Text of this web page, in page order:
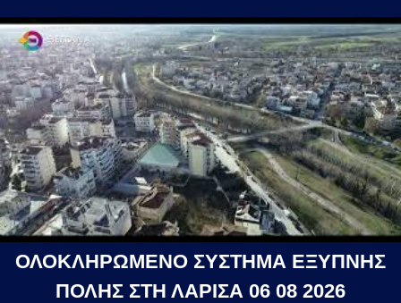
ΟΛΟΚΛΗΡΩΜΕΝΟ ΣΥΣΤΗΜΑ ΕΞΥΠΝΗΣ
ΠΟΛΗΣ ΣΤΗ ΛΑΡΙΣΑ 06 08 2026